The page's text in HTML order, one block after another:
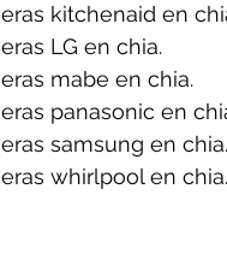
kitchenaid en
LG en chia.
mabe en chia.
panasonic en
samsung en chia.
whirlpool en chia.